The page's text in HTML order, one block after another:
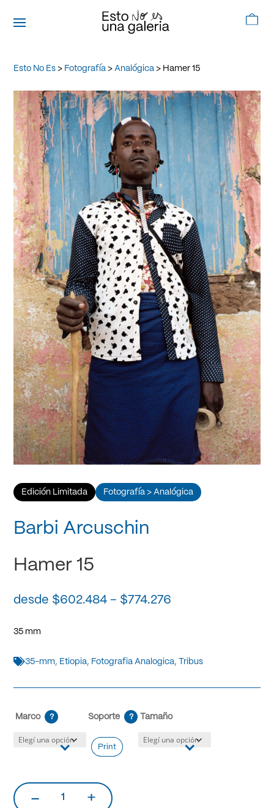
Esto No Es > Fotografía > Analógica > Hamer 15
Edición Limitada Fotografía > Analógica
Barbi Arcuschin
Hamer 15
$602.484 – $774.276
$774.276
35 mm
35-mm, Etiopia, Fotografia Analogica, Tribus
Marco ? Soporte ?
Print
Tamaño
Hamer
15